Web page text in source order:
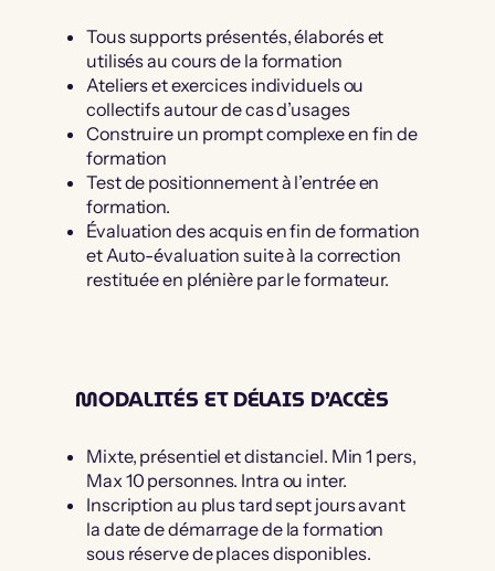
Tous supports présentés, élaborés et
utilisés au cours de la formation
Ateliers et exercices individuels ou
collectifs autour de cas d’usages
Construire un prompt complexe en fin de
formation
Test de positionnement à l’entrée en
formation.
Évaluation des acquis en fin de formation
et Auto-évaluation suite à la correction
restituée en plénière par le formateur.
MODALITÉS ET DÉLAIS D’ACCÈS
Mixte, présentiel et distanciel. Min 1 pers,
Max 10 personnes. Intra ou inter.
Inscription au plus tard sept jours avant
la date de démarrage de la formation
sous réserve de places disponibles.